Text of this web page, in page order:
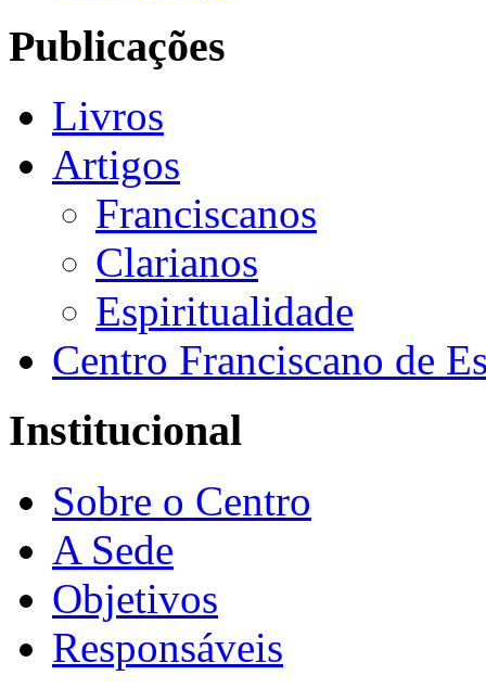
Publicações
Livros
Artigos
Franciscanos
Clarianos
Espiritualidade
Centro Franciscano de
Institucional
Sobre o Centro
A Sede
Objetivos
Responsáveis